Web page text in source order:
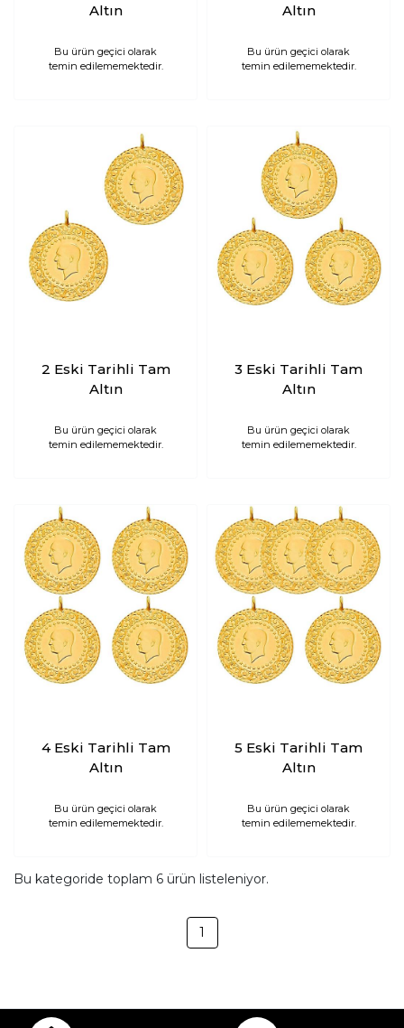
Altın
Bu ürün geçici olarak
temin edilememektedir.
Altın
Bu ürün geçici olarak
temin edilememektedir.
2 Eski Tarihli Tam
Altın
Bu ürün geçici olarak
temin edilememektedir.
3 Eski Tarihli Tam
Altın
Bu ürün geçici olarak
temin edilememektedir.
4 Eski Tarihli Tam
Altın
Bu ürün geçici olarak
temin edilememektedir.
5 Eski Tarihli Tam
Altın
Bu ürün geçici olarak
temin edilememektedir.
Bu kategoride toplam 6 ürün listeleniyor.
1